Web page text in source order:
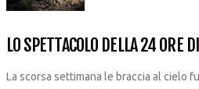
LO SPETTACOLO DELLA 24 ORE
La scorsa settimana le braccia al cielo